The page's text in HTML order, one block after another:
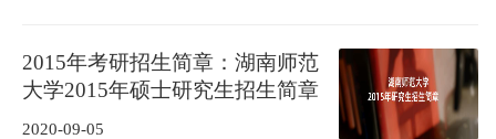
2015年考研招生简章：湖南师范
大学2015年硕士研究生招生简章
2020-09-05